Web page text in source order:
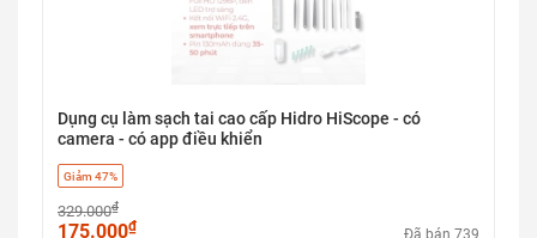
Dụng cụ làm sạch tai cao cấp Hidro HiScope - có
camera - có app điều khiển
Giảm 47%
329.000₫
175.000₫ Đã bán 739